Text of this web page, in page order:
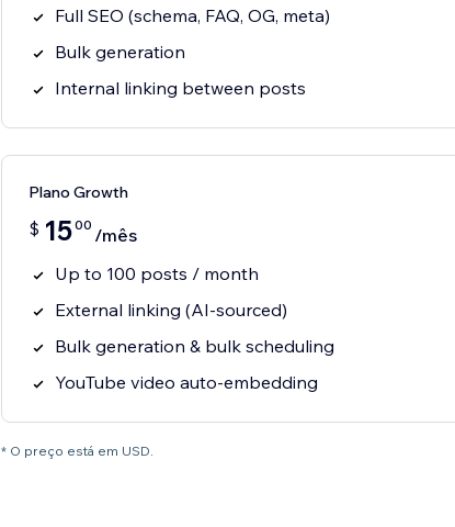
Full SEO (schema, FAQ, OG, meta)
Bulk generation
Internal linking between posts
Plano Growth
$ 1500 /mês
Up to 100 posts / month
External linking (AI-sourced)
Bulk generation & bulk scheduling
YouTube video auto-embedding
* O preço está em USD.